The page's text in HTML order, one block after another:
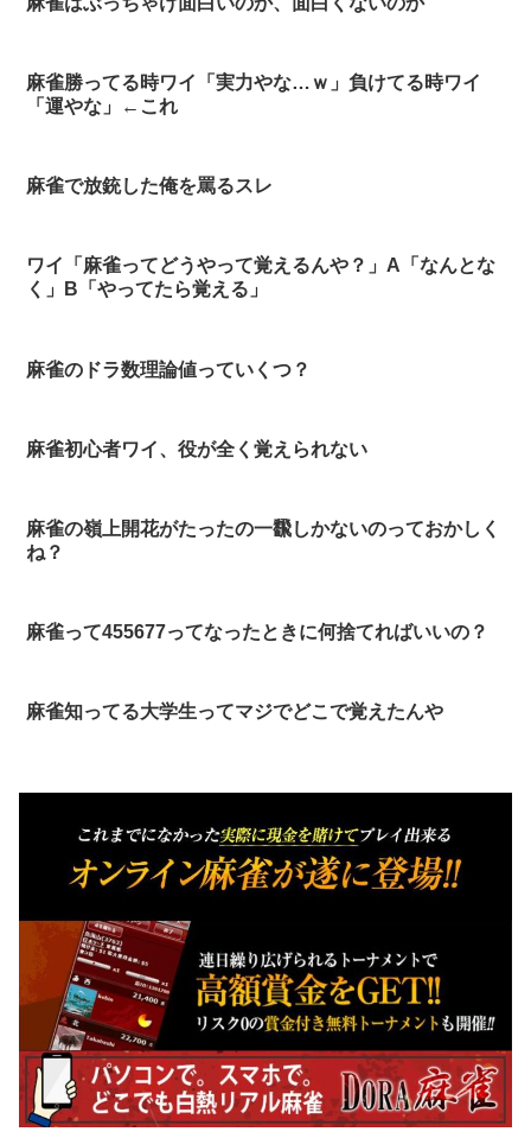
麻雀勝ってる時ワイ「実力やな…ｗ」負けてる時ワイ
「運やな」←これ
麻雀で放銃した俺を罵るスレ
ワイ「麻雀ってどうやって覚えるんや？」A「なんとな
く」B「やってたら覚える」
麻雀のドラ数理論値っていくつ？
麻雀初心者ワイ、役が全く覚えられない
麻雀の嶺上開花がたったの一飜しかないのっておかしく
ね？
麻雀って455677ってなったときに何捨てればいいの？
麻雀知ってる大学生ってマジでどこで覚えたんや